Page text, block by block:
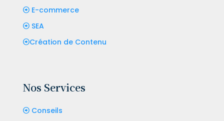
E-commerce
SEA
Création de Contenu
Nos Services
Conseils